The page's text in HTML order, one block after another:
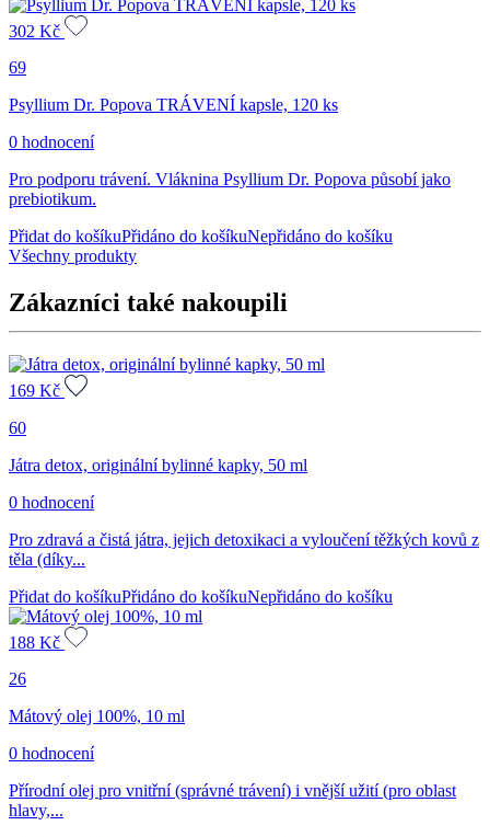
302 Kč
69
Psyllium Dr. Popova TRÁVENÍ kapsle, 120 ks
0 hodnocení
Pro podporu trávení. Vláknina Psyllium Dr. Popova působí jako
prebiotikum.
Přidat do košíkuPřidáno do košíkuNepřidáno do košíku
Všechny produkty
Zákazníci také nakoupili
169 Kč
60
Játra detox, originální bylinné kapky, 50 ml
0 hodnocení
Pro zdravá a čistá játra, jejich detoxikaci a vyloučení těžkých kovů z
těla (díky...
Přidat do košíkuPřidáno do košíkuNepřidáno do košíku
188 Kč
26
Mátový olej 100%, 10 ml
0 hodnocení
Přírodní olej pro vnitřní (správné trávení) i vnější užití (pro oblast
hlavy,...